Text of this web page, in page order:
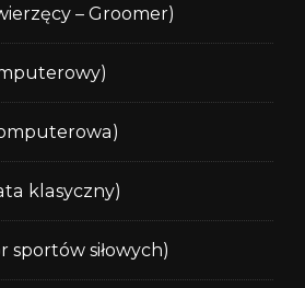
– Groomer)
klasyczny)
sportów siłowych)